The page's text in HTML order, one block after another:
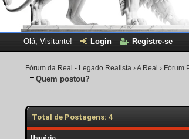
Olá, Visitante! Login Registre-se
Fórum da Real - Legado Realista ›A Real › Fórum
Quem postou?
Total de Postagens: 4